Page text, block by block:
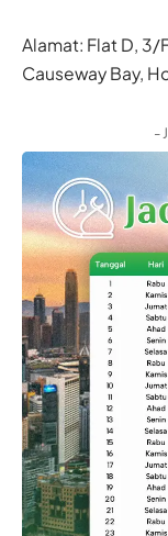
Alamat: Flat D, 3/
Causeway Bay,
-